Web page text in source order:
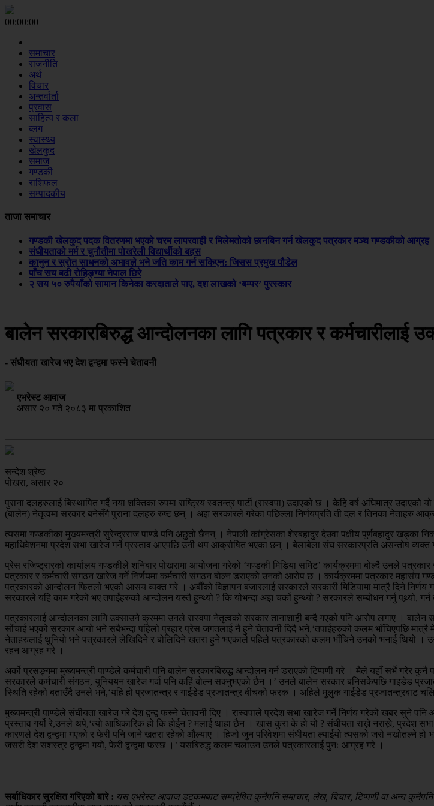
00:00:00
समाचार
राजनीति
अर्थ
विचार
अन्तर्वार्ता
प्रवास
साहित्य र कला
ब्लग
स्वास्थ्य
खेलकुद
समाज
गण्डकी
राशिफल
सम्पादकीय
ताजा समाचार
गण्डकी खेलकुद पदक वितरणमा भएको चरम लापरवाही र मिलेमतोको छानबिन गर्न खेलकुद पत्रकार मञ्च गण्डकीको आग्रह
संघीयताको मर्म र चुनौतीमा पोखरेली विद्यार्थीको बहस
कानुन र स्रोत साधनको अभावले भने जति काम गर्न सकिएन: जिसस प्रमुख पौडेल
पाँच सय बढी रोहिङ्ग्या नेपाल छिरे
२ सय ५० रुपैयाँको सामान किनेका करदाताले पाए, दश लाखको ‘बम्पर’ पुरस्कार
बालेन सरकारबिरुद्ध आन्दोलनका लागि पत्रकार र कर्मचारीलाई
- संघीयता खारेज भए देश द्वन्द्वमा फस्ने चेतावनी
एभरेस्ट आवाज
असार २० गते २०८३ मा प्रकाशित
सन्देश श्रेष्ठ
पोखरा, असार २०
पुराना दलहरुलाई बिस्थापित गर्दै नया शक्तिका रुपमा राष्ट्रिय स्वतन्त्र पार्टी (रास्वपा) उदाएको छ । केहि वर्ष अघिमात्र उदाएको
(बालेन) नेतृत्वमा सरकार बनेसँगै पुराना दलहरु रुष्ट छन् । अझ सरकारले गरेका पछिल्ला निर्णयप्रति ती दल र तिनका नेताहरु
त्यसमा गण्डकीका मुख्यमन्त्री सुरेन्द्रराज पाण्डे पनि अछुतो छैनन् । नेपाली कांग्रेसका शेरबहादुर देउवा पक्षीय पूर्णबहादुर खड्का
महाधिवेशनमा प्रदेश सभा खारेज गर्ने प्रस्ताव आएपछि उनी थप आक्रोषित भएका छन् । बेलाबेला संघ सरकारप्रति असन्तोष
प्रेस रजिष्ट्रारको कार्यालय गण्डकीले शनिबार पोखरामा आयोजना गरेको ‘गण्डकी मिडिया समिट’ कार्यक्रममा बोल्दै उनले
पत्रकार र कर्मचारी संगठन खारेज गर्ने निर्णयमा कर्मचारी संगठन बोल्न डराएको उनको आरोप छ । कार्यक्रममा पत्रकार
पत्रकारको आन्दोलन फितलो भएको आसय व्यक्त गरे । अर्बौंको विज्ञापन बजारलाई सरकारले सरकारी मिडियामा मात्रै दिने
सरकारले यहि काम गरेको भए तपाईंहरुको आन्दोलन यस्तै हुन्थ्यो ? कि योभन्दा अझ चर्को हुन्थ्यो ? सरकारले सम्बोधन गर्नु पथ्र्यो,
पत्रकारलाई आन्दोलनका लागि उक्साउने क्रममा उनले रास्वपा नेतृत्वको सरकार तानाशाही बन्दै गएको पनि आरोप लगाए । बालेन
सोंचाई भएको सरकार आयो भने सबैभन्दा पहिलो प्रहार प्रेस जगतलाई नै हुने चेतावनी दिदै भने,‘तपाईंहरुको कलम भाँचिएपछि
नेताहरुलाई थुनियो भने पत्रकारले लेखिदिने र बोलिदिने खतरा हुने भएकाले पहिले पत्रकारको कलम भाँचिने उनको भनाई थियो ।
रहन आग्रह गरे ।
अर्को प्रसङ्गमा मुख्यमन्त्री पाण्डेले कर्मचारी पनि बालेन सरकारबिरुद्ध आन्दोलन गर्न डराएको टिप्पणी गरे । मैले यहाँ सर्भे गरेर
सरकारले कर्मचारी संगठन, युनिययन खारेज गर्दा पनि कहिं बोल्न सक्नुभएको छैन ।’ उनले बालेन सरकार बनिसकेपछि गाइडेड
स्थिति रहेको बताउँदै उनले भने,‘यहि हो प्रजातन्त्र र गाईडेड प्रजातन्त्र बीचको फरक । अहिले मुलुक गाईडेड प्रजातन्त्रबाट
मुख्यमन्त्री पाण्डेले संघीयता खारेज गरे देश द्वन्द्व फस्ने चेतावनी दिए । रास्वपाले प्रदेश सभा खारेज गर्ने निर्णय गरेको खबर सुने
प्रस्ताव गर्यो रे,उनले थपे,‘त्यो आधिकारिक हो कि होईन ? मलाई थाहा छैन । खास कुरा के हो यो ? संघीयता राख्ने नराख्ने, प्रदेश
कारणले देश द्वन्द्वमा गएको र फेरी पनि जाने खतरा रहेको औंल्याए । हिजो जुन परिवेशमा संघीयता ल्याईयो त्यसको जरो नखोतल्ने हो
जसरी देश सशस्त्र द्वन्द्वमा गयो, फेरी द्वन्द्वमा फस्छ ।’ यसबिरुद्ध कलम चलाउन उनले पत्रकारलाई पुनः आग्रह गरे ।
सर्बाधिकार सुरक्षित गरिएको बारे : यस एभरेस्ट आवाज डटकमबाट सम्प्रेषित कुनैपनि समाचार, लेख, बिचार, टिप्पणी वा अन्य कुनैपनि